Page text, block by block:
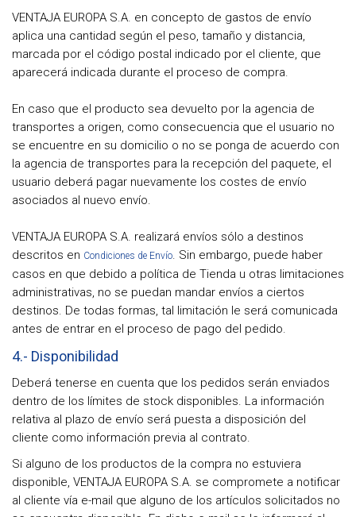
VENTAJA EUROPA S.A. en concepto de gastos de envío
aplica una cantidad según el peso, tamaño y distancia,
marcada por el código postal indicado por el cliente, que
aparecerá indicada durante el proceso de compra.
En caso que el producto sea devuelto por la agencia de
transportes a origen, como consecuencia que el usuario no
se encuentre en su domicilio o no se ponga de acuerdo con
la agencia de transportes para la recepción del paquete, el
usuario deberá pagar nuevamente los costes de envío
asociados al nuevo envío.
VENTAJA EUROPA S.A. realizará envíos sólo a destinos
descritos en Condiciones de Envío. Sin embargo, puede haber
casos en que debido a política de Tienda u otras limitaciones
administrativas, no se puedan mandar envíos a ciertos
destinos. De todas formas, tal limitación le será comunicada
antes de entrar en el proceso de pago del pedido.
4.- Disponibilidad
Deberá tenerse en cuenta que los pedidos serán enviados
dentro de los límites de stock disponibles. La información
relativa al plazo de envío será puesta a disposición del
cliente como información previa al contrato.
Si alguno de los productos de la compra no estuviera
disponible, VENTAJA EUROPA S.A. se compromete a notificar
al cliente vía e-mail que alguno de los artículos solicitados no